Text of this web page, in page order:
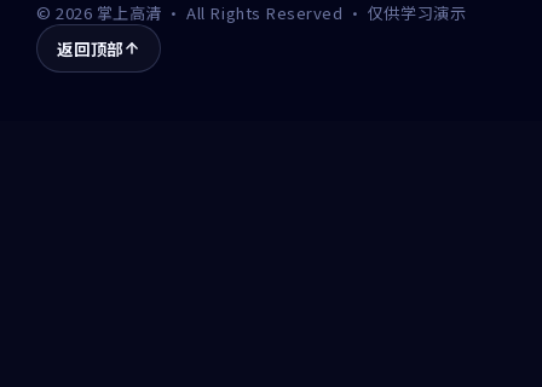
©2026 掌上高清 · All Rights Reserved · 仅供学习演示
返回顶部